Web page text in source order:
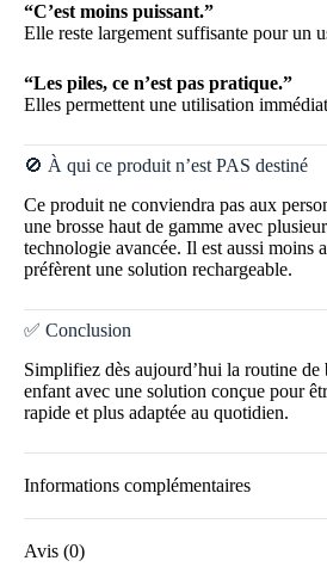
“C’est moins puissant.”
Elle reste largement suffisante pour un
“Les piles, ce n’est pas pratique.”
Elles permettent une utilisation
🚫 À qui ce produit n’est PAS destiné
Ce produit ne conviendra pas aux
une brosse haut de gamme avec
technologie avancée. Il est aussi moins
préfèrent une solution rechargeable.
✅ Conclusion
Simplifiez dès aujourd’hui la routine de
enfant avec une solution conçue pour
rapide et plus adaptée au quotidien.
Informations complémentaires
Avis (0)